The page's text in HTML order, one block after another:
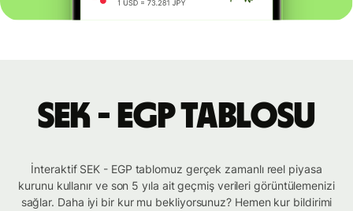
SEK - EGP tablosu
İnteraktif SEK - EGP tablomuz gerçek zamanlı reel piyasa
kurunu kullanır ve son 5 yıla ait geçmiş verileri görüntülemenizi
sağlar. Daha iyi bir kur mu bekliyorsunuz? Hemen kur bildirimi